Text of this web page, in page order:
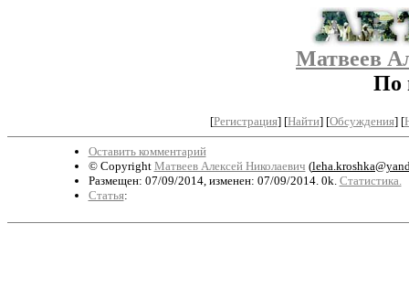
Матвеев
По
[Регистрация] [Найти] [Обсуждения] [
Оставить комментарий
© Copyright Матвеев Алексей Николаевич (
Размещен: 07/09/2014, изменен: 07/09/2014. 0k. Статистика.
Статья: